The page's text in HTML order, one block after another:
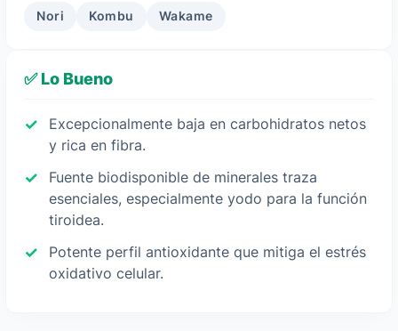
Nori Kombu Wakame
✅ Lo Bueno
Excepcionalmente baja en carbohidratos netos
y rica en fibra.
Fuente biodisponible de minerales traza
esenciales, especialmente yodo para la función
tiroidea.
Potente perfil antioxidante que mitiga el estrés
oxidativo celular.